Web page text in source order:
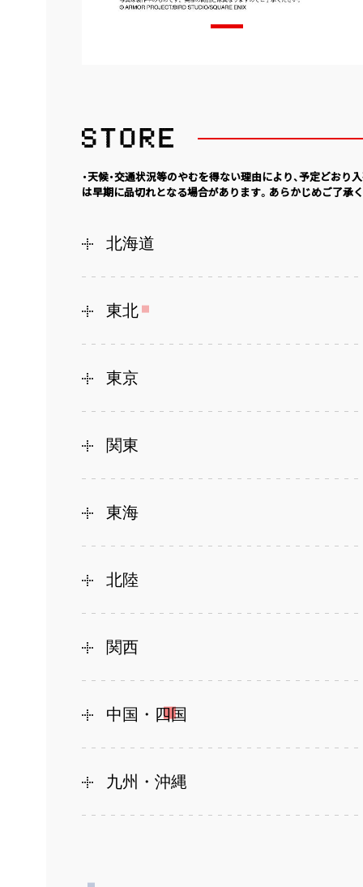
・天候・交通状況等のやむを得ない理由により、予定どお
は早期に品切れとなる場合があります。あらかじめご了承
北海道
東北
東京
関東
東海
北陸
関西
中国・四国
九州・沖縄